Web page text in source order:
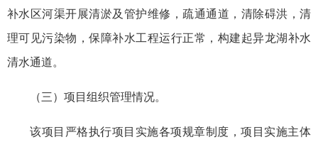
补水区河渠开展清淤及管护维修，疏通通道，清除碍洪，清
理可见污染物，保障补水工程运行正常，构建起异龙湖补水
清水通道。
（三）项目组织管理情况。
该项目严格执行项目实施各项规章制度，项目实施主体